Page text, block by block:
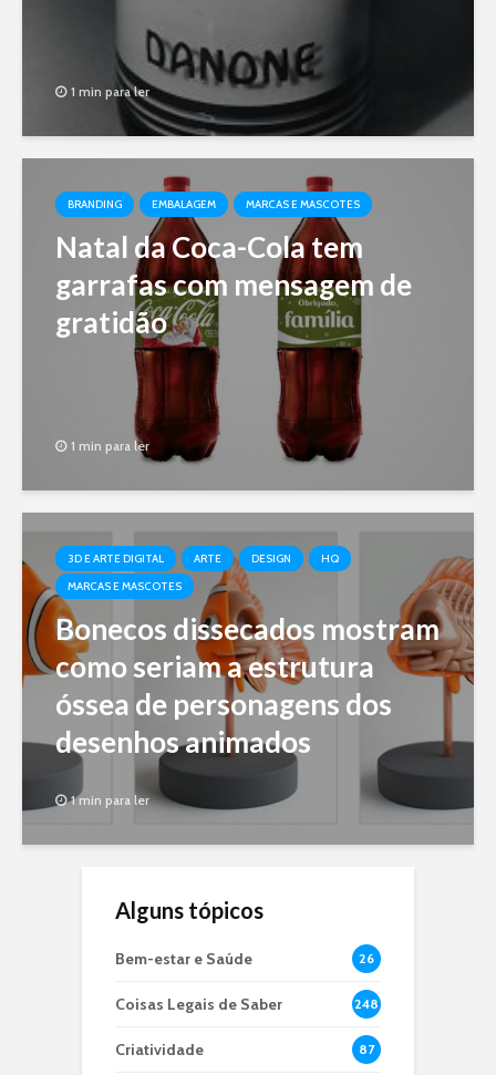
1 min para ler
BRANDING EMBALAGEM MARCAS E MASCOTES
Natal da Coca-Cola tem
garrafas com mensagem de
gratidão
1 min para ler
3D E ARTE DIGITAL ARTE DESIGN
HQ
MARCAS E MASCOTES
Bonecos dissecados mostram
como seriam a estrutura
óssea de personagens dos
desenhos animados
1 min para ler
Alguns tópicos
Bem-estar e Saúde 26
Coisas Legais de Saber 248
Criatividade 87